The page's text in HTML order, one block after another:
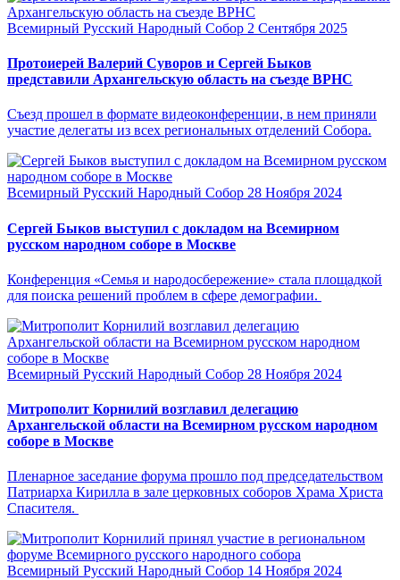
Всемирный Русский Народный Собор 2 Сентября 2025
Протоиерей Валерий Суворов и Сергей Быков
представили Архангельскую область на съезде ВРНС
Съезд прошел в формате видеоконференции, в нем приняли
участие делегаты из всех региональных отделений Собора.
Всемирный Русский Народный Собор 28 Ноября 2024
Сергей Быков выступил с докладом на Всемирном
русском народном соборе в Москве
Конференция «Семья и народосбережение» стала площадкой
для поиска решений проблем в сфере демографии.
Всемирный Русский Народный Собор 28 Ноября 2024
Митрополит Корнилий возглавил делегацию
Архангельской области на Всемирном русском народном
соборе в Москве
Пленарное заседание форума прошло под председательством
Патриарха Кирилла в зале церковных соборов Храма Христа
Спасителя.
Всемирный Русский Народный Собор 14 Ноября 2024